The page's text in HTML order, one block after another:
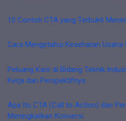
10 Contoh CTA yang Terbukti
Cara Mengetahui Kesehatan Usaha
Peluang Karir di Bidang Teknik
Kerja dan Perspektifnya
Apa Itu CTA (Call to Action) dan
Meningkatkan Konversi